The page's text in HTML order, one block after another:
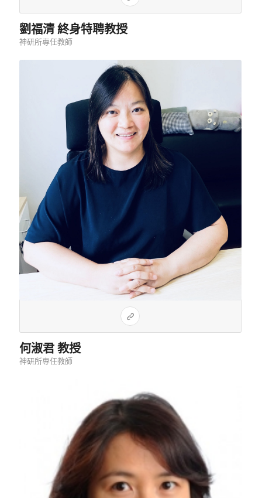
劉福清 終身特聘教授
神研所專任教師
何淑君 教授
神研所專任教師